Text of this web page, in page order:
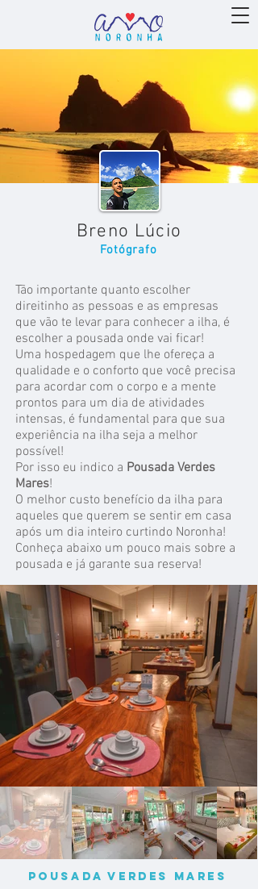
Breno Lúcio
Fotógrafo
Tão importante quanto escolher
direitinho as pessoas e as empresas
que vão te levar para conhecer a ilha, é
escolher a pousada onde vai ficar!
Uma hospedagem que lhe ofereça a
qualidade e o conforto que você precisa
para acordar com o corpo e a mente
prontos para um dia de atividades
intensas, é fundamental para que sua
experiência na ilha seja a melhor
possível!
Por isso eu indico a Pousada Verdes
Mares!
O melhor custo benefício da ilha para
aqueles que querem se sentir em casa
após um dia inteiro curtindo Noronha!
Conheça abaixo um pouco mais sobre a
pousada e já garante sua reserva!
POUSADA VERDES MARES